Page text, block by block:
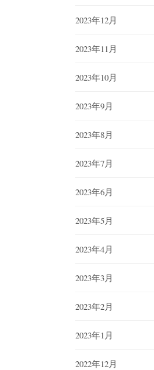
2023年12月
2023年11月
2023年10月
2023年9月
2023年8月
2023年7月
2023年6月
2023年5月
2023年4月
2023年3月
2023年2月
2023年1月
2022年12月